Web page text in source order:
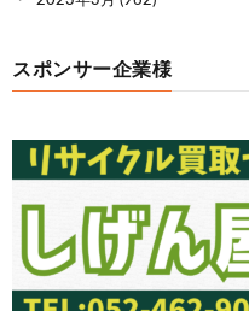
スポンサー企業様